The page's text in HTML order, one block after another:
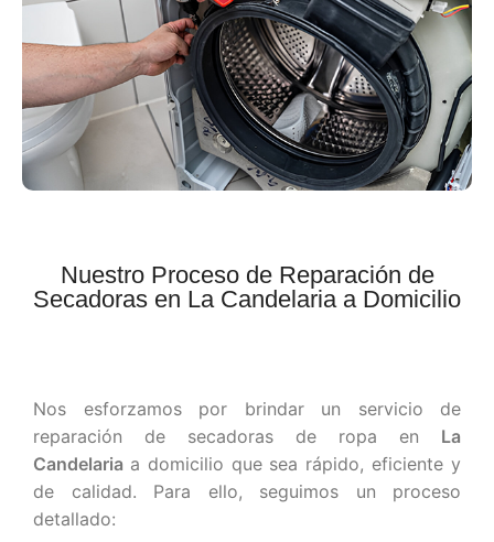
Nuestro Proceso de Reparación de
Secadoras en La Candelaria a Domicilio
Nos esforzamos por brindar un servicio de
reparación de secadoras de ropa en La
Candelaria a domicilio que sea rápido, eficiente y
de calidad. Para ello, seguimos un proceso
detallado: